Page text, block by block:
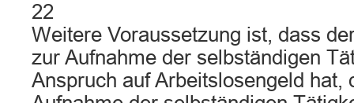
22
Weitere Voraussetzung ist, dass
zur Aufnahme der selbständigen
Anspruch auf Arbeitslosengeld hat,